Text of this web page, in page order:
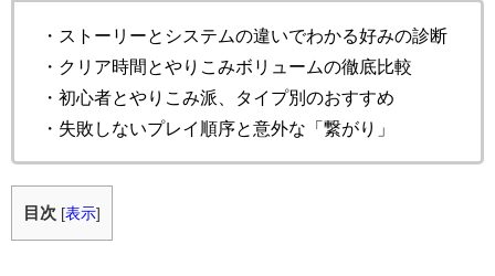
・ストーリーとシステムの違いでわかる好みの診断
・クリア時間とやりこみボリュームの徹底比較
・初心者とやりこみ派、タイプ別のおすすめ
・失敗しないプレイ順序と意外な「繋がり」
目次 [表示]